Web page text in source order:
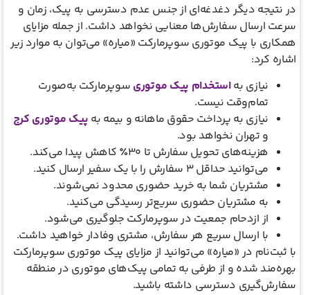
در نتیجه دیگر دغدغه‌ای از جنس عدم دسترسی به پیک، زمان و
سرعت ارسال سفارش‌ها معنایی نخواهد داشت. از جمله مزایای
همکاری با پیک موتوری سوپرمارکت «میاره» می‌توان به موارد زیر
اشاره کرد:
نیازی بهاستخدام پیک موتوری سوپرمارکت به‌صورت
تمام‌وقت نیست.
نیازی به پرداخت حقوق ماهانه و بیمه به پیک موتوری کرج
و تهران نخواهد بود.
هزینه‌های تحویل سفارش تا ۳۰٪ کاهش پیدا می‌کند.
می‌توانید حداقل ۳ سفارش را با یک سفیر ارسال کنید.
مشتریان شما به خرید حضوری محدود نمی‌شوند.
به مشتریان حضوری سریع‌تر رسیدگی می‌کنید.
از ازدحام جمعیت در سوپرمارکت جلوگیری می‌شود.
با ارسال سریع هر سفارش، مشتری وفادار خواهید داشت.
با ثبت‌نام در «میاره» می‌توانید از مزایای پیک موتوری سوپرمارکت
بهره‌مند شده و از طرفی به تمامی پیک‌های موتوری در منطقه
سفارش‌گیری دسترسی داشته باشید.